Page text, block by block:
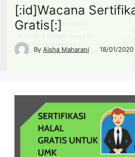
[:id]Wacana
Gratis[:]
By Aisha Maharani 18/01/2020